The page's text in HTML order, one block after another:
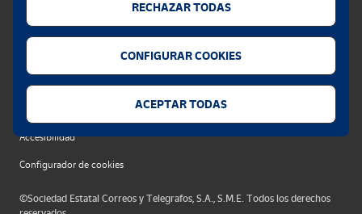
Política de cookies
Privacidad web
Accesibilidad
Configurador de cookies
©Sociedad Estatal Correos y Telegrafos, S.A., S.M.E. Todos los derechos
RECHAZAR TODAS
CONFIGURAR COOKIES
ACEPTAR TODAS